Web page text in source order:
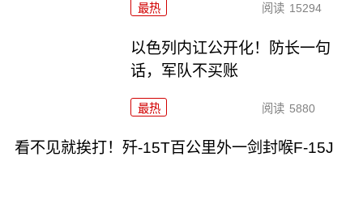
最热 阅读 15294
以色列内讧公开化！防长一句
话，军队不买账
最热 阅读 5880
看不见就挨打！歼-15T百公里外一剑封喉F-15J